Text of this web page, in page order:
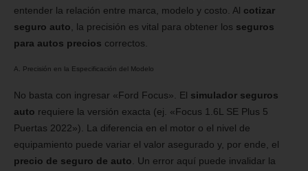
entender la relación entre marca, modelo y costo. Al cotizar
seguro auto , la precisión es vital para obtener los seguros
para autos precios correctos.
A. Precisión en la Especificación del Modelo
No basta con ingresar «Ford Focus». El simulador seguros
auto requiere la versión exacta (ej. «Focus 1.6L SE Plus 5
Puertas 2022»). La diferencia en el motor o el nivel de
equipamiento puede variar el valor asegurado y, por ende, el
precio de seguro de auto . Un error aquí puede invalidar la